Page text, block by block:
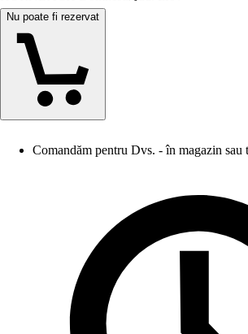
Nu poate fi rezervat
Comandăm pentru Dvs. - în magazin sau